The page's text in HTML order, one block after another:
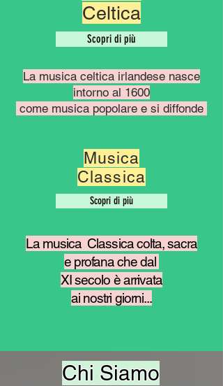
Celtica
Scopri di più
La musica celtica irlandese nasce
intorno al 1600
come musica popolare e si diffonde
Musica
Classica
Scopri di più
La musicaClassica colta,sacra
e profanache dal
XI secolo è arrivata
ai nostri giorni...
Chi Siamo